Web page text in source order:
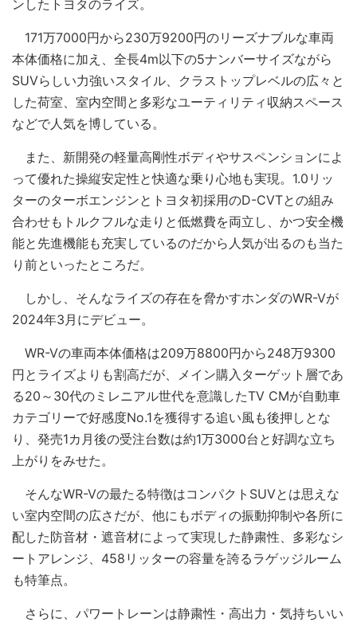
ンしたトヨタのライズ。
171万7000円から230万9200円のリーズナブルな車両
本体価格に加え、全長4m以下の5ナンバーサイズながら
SUVらしい力強いスタイル、クラストップレベルの広々と
した荷室、室内空間と多彩なユーティリティ収納スペース
などで人気を博している。
また、新開発の軽量高剛性ボディやサスペンションによ
って優れた操縦安定性と快適な乗り心地も実現。1.0リッ
ターのターボエンジンとトヨタ初採用のD-CVTとの組み
合わせもトルクフルな走りと低燃費を両立し、かつ安全機
能と先進機能も充実しているのだから人気が出るのも当た
り前といったところだ。
しかし、そんなライズの存在を脅かすホンダのWR-Vが
2024年3月にデビュー。
WR-Vの車両本体価格は209万8800円から248万9300
円とライズよりも割高だが、メイン購入ターゲット層であ
る20～30代のミレニアル世代を意識したTV CMが自動車
カテゴリーで好感度No.1を獲得する追い風も後押しとな
り、発売1カ月後の受注台数は約1万3000台と好調な立ち
上がりをみせた。
そんなWR-Vの最たる特徴はコンパクトSUVとは思えな
い室内空間の広さだが、他にもボディの振動抑制や各所に
配した防音材・遮音材によって実現した静粛性、多彩なシ
ートアレンジ、458リッターの容量を誇るラゲッジルーム
も特筆点。
さらに、パワートレーンは静粛性・高出力・気持ちいい